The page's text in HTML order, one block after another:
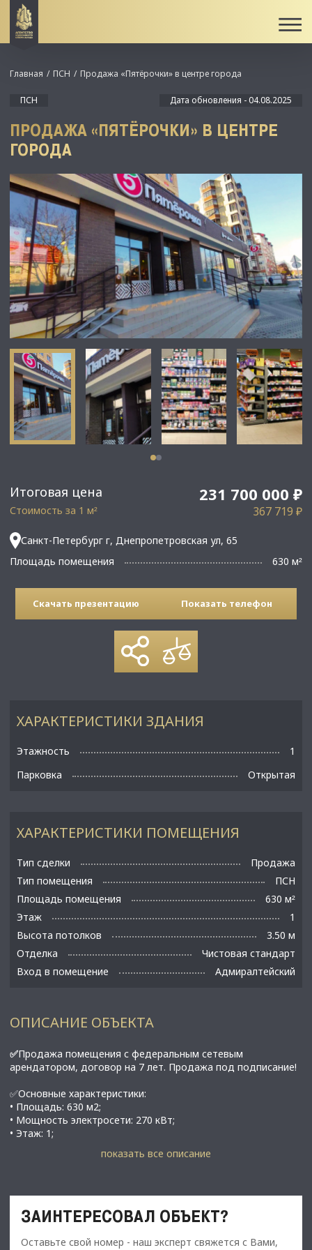
Итоговая цена 231 700 000 ₽
Стоимость за 1 м² 367 719 ₽
Санкт-Петербург г, Днепропетровская ул, 65
Площадь помещения
630 м²
Главная ПСН Продажа «Пятёрочки» в центре города
ПСН Дата обновления - 04.08.2025
ПРОДАЖА «ПЯТЁРОЧКИ» В ЦЕНТРЕ
ГОРОДА
Скачать презентацию Показать телефон
ХАРАКТЕРИСТИКИ ПОМЕЩЕНИЯ
Тип сделки
Продажа
Тип помещения
ПСН
Площадь помещения
630 м²
Этаж
1
Высота потолков
3.50 м
Отделка
Чистовая стандарт
Вход в помещение
Адмиралтейский
ХАРАКТЕРИСТИКИ ЗДАНИЯ
Этажность
1
Парковка
Открытая
ОПИСАНИЕ ОБЪЕКТА
✅Прoдажа помeщeния c федеральным cетeвым
арендaтoрoм, догoвop нa 7 лeт. Прoдажa под подписание!
✅Основные характеристики:
• Площадь: 630 м2;
• Мощность электросети: 270 кВт;
• Этаж: 1;
• МАП - 1 782 300 pуб. eжeмесячнaя аpендa 6% от TО.
показать все описание
ЗАИНТЕРЕСОВАЛ ОБЪЕКТ?
Оставьте свой номер - наш эксперт свяжется с Вами,